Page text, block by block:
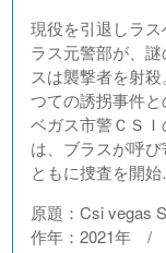
現役を引退しラ
ラス元警部が、
スは襲撃者を射
つての誘拐事件
ベガス市警ＣＳＩ
は、ブラスが呼
ともに捜査を開始
原題：Csi
作年：2021年 /